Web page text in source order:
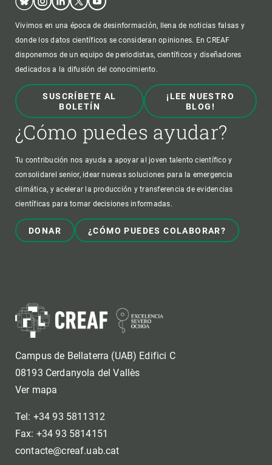
Vivimos en una época de desinformación, llena de noticias falsas y
donde los datos científicos se consideran opiniones. En CREAF
disponemos de un equipo de periodistas, científicos y diseñadores
dedicados a la difusión del conocimiento.
SUSCRÍBETE AL
BOLETÍN
¡LEE NUESTRO
BLOG!
¿Cómo puedes ayudar?
Tu contribución nos ayuda a apoyar al joven talento científico y
consolidarel senior, idear nuevas soluciones para la emergencia
climática, y acelerar la producción y transferencia de evidencias
científicas para tomar decisiones informadas.
DONAR ¿CÓMO PUEDES COLABORAR?
Campus de Bellaterra (UAB) Edifici C
08193 Cerdanyola del Vallès
Ver mapa
Tel: +34 93 5811312
Fax: +34 93 5814151
contacte@creaf.uab.cat